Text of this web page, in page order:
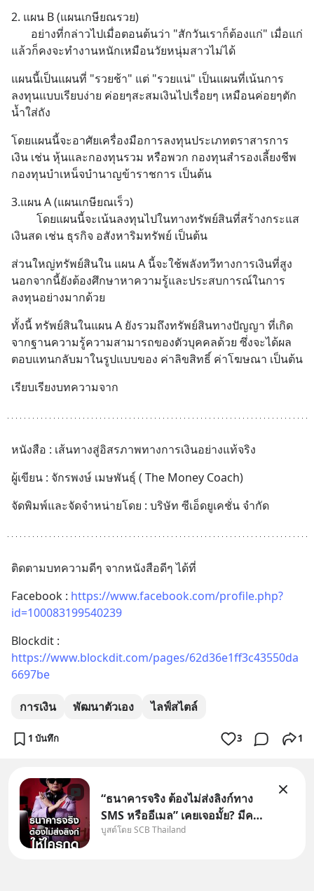
2. แผน B (แผนเกษียณรวย)
แล้วก็คงจะทำงานหนักเหมือนวัยหนุ่มสาวไม่ได้
แผนนี้เป็นแผนที่ "รวยช้า" แต่ "รวยแน่" เป็นแผนที่เน้นการ
ลงทุนแบบเรียบง่าย ค่อยๆสะสมเงินไปเรื่อยๆ เหมือนค่อยๆตัก
น้ำใส่ถัง
โดยแผนนี้จะอาศัยเครื่องมือการลงทุนประเภทตราสารการ
เงิน เช่น หุ้นและกองทุนรวม หรือพวก กองทุนสำรองเลี้ยงชีพ
กองทุนบำเหน็จบำนาญข้าราชการ เป็นต้น
3.แผน A (แผนเกษียณเร็ว)
เงินสด เช่น ธุรกิจ อสังหาริมทรัพย์ เป็นต้น
ส่วนใหญ่ทรัพย์สินใน แผน A นี้จะใช้พลังทวีทางการเงินที่สูง
นอกจากนี้ยังต้องศึกษาหาความรู้และประสบการณ์ในการ
ลงทุนอย่างมากด้วย
ทั้งนี้ ทรัพย์สินในแผน A ยังรวมถึงทรัพย์สินทางปัญญา ที่เกิด
จากฐานความรู้ความสามารถของตัวบุคคลด้วย ซึ่งจะได้ผล
ตอบแทนกลับมาในรูปแบบของ ค่าลิขสิทธิ์ ค่าโฆษณา เป็นต้น
เรียบเรียงบทความจาก
หนังสือ : เส้นทางสู่อิสรภาพทางการเงินอย่างแท้จริง
ผู้เขียน : จักรพงษ์ เมษพันธ์ุ ( The Money Coach)
จัดพิมพ์และจัดจำหน่ายโดย : บริษัท ซีเอ็ดยูเคชั่น จำกัด
ติดตามบทความดีๆ จากหนังสือดีๆ ได้ที่
Facebook : https://www.facebook.com/profile.php?
id=100083199540239
Blockdit :
https://www.blockdit.com/pages/62d36e1ff3c43550da
6697be
การเงิน พัฒนาตัวเอง ไลฟ์สไตล์
1 บันทึก 3 1
“ธนาคารจริง ต้องไม่ส่งลิงก์ทาง
SMS หรืออีเมล” เคยเจอมั้ย? มีคน
อ้างว่าโทรจากธนาคาร บอกว่า
บูสต์โดย SCB Thailand